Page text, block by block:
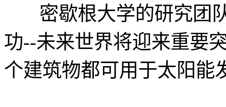
密歇根大学的研究团队
功--未来世界将迎来重要
个建筑物都可用于太阳能